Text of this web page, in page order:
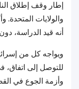
إطار وقف إطلاق
والولايات المتحدة.
أنه قيد الدراسة،
ويواجه كل من
للتوصل إلى اتفاق،
وأزمة الجوع في